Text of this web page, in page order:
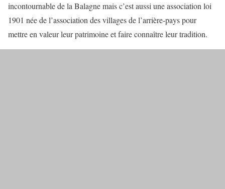
incontournable de la Balagne mais c’est aussi une association loi
1901 née de l’association des villages de l’arrière-pays pour
mettre en valeur leur patrimoine et faire connaître leur tradition.